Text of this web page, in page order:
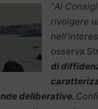
“Ai
rivolgere
osserva
di
deliberative.